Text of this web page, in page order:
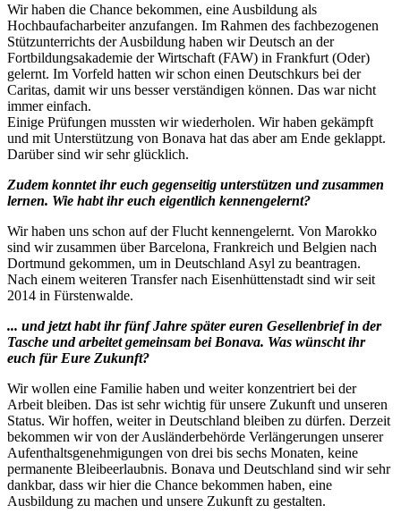
Wir haben die Chance bekommen, eine Ausbildung als
Hochbaufacharbeiter anzufangen. Im Rahmen des fachbezogenen
Stützunterrichts der Ausbildung haben wir Deutsch an der
Fortbildungsakademie der Wirtschaft (FAW) in Frankfurt (Oder)
gelernt. Im Vorfeld hatten wir schon einen Deutschkurs bei der
Caritas, damit wir uns besser verständigen können. Das war nicht
immer einfach.
Einige Prüfungen mussten wir wiederholen. Wir haben gekämpft
und mit Unterstützung von Bonava hat das aber am Ende geklappt.
Darüber sind wir sehr glücklich.
Zudem konntet ihr euch gegenseitig unterstützen und zusammen
lernen. Wie habt ihr euch eigentlich kennengelernt?
Wir haben uns schon auf der Flucht kennengelernt. Von Marokko
sind wir zusammen über Barcelona, Frankreich und Belgien nach
Dortmund gekommen, um in Deutschland Asyl zu beantragen.
Nach einem weiteren Transfer nach Eisenhüttenstadt sind wir seit
2014 in Fürstenwalde.
... und jetzt habt ihr fünf Jahre später euren Gesellenbrief in der
Tasche und arbeitet gemeinsam bei Bonava. Was wünscht ihr
euch für Eure Zukunft?
Wir wollen eine Familie haben und weiter konzentriert bei der
Arbeit bleiben. Das ist sehr wichtig für unsere Zukunft und unseren
Status. Wir hoffen, weiter in Deutschland bleiben zu dürfen. Derzeit
bekommen wir von der Ausländerbehörde Verlängerungen unserer
Aufenthaltsgenehmigungen von drei bis sechs Monaten, keine
permanente Bleibeerlaubnis. Bonava und Deutschland sind wir sehr
dankbar, dass wir hier die Chance bekommen haben, eine
Ausbildung zu machen und unsere Zukunft zu gestalten.